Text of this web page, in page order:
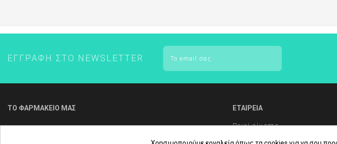
ΕΓΓΡΑΦΉ ΣΤΟ NEWSLETTER
ΤΟ ΦΑΡΜΑΚΕΙΟ ΜΑΣ
Για τηλεφωνική παραγγελία & εξυπηρέτηση
ΕΤΑΙΡΕΙΑ
Ποιοί είμαστε
Συχνές Ερωτήσεις